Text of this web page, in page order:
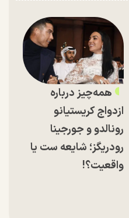
همه‌چیز درباره
ازدواج کریستیانو
رونالدو و جورجینا
رودریگز؛ شایعه ست یا
واقعیت؟!